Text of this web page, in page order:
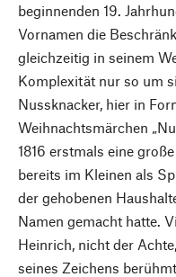
beginnenden 19.
Vornamen die
gleichzeitig in seinem
Komplexität nur so um
Nussknacker, hier in
Weihnachtsmärchen
1816 erstmals eine
bereits im Kleinen als
der gehobenen
Namen gemacht hatte.
Heinrich, nicht der
seines Zeichens